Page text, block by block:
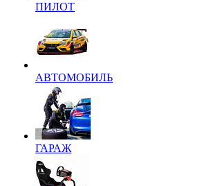
ПИЛОТ
АВТОМОБИЛЬ
ГАРАЖ